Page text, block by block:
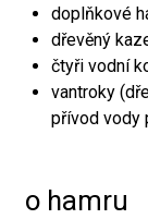
doplňkové
dřevěný
čtyři vodní
vantroky
přívod vody
o hamru